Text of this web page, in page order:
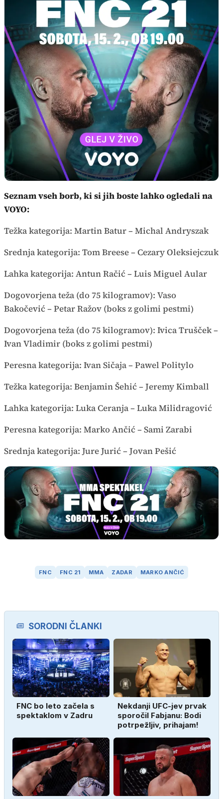
Seznam vseh borb, ki si jih boste lahko ogledali na
VOYO:
Težka kategorija: Martin Batur – Michal Andryszak
Srednja kategorija: Tom Breese – Cezary Oleksiejczuk
Lahka kategorija: Antun Račić – Luis Miguel Aular
Dogovorjena teža (do 75 kilogramov): Vaso
Bakočević – Petar Ražov (boks z golimi pestmi)
Dogovorjena teža (do 75 kilogramov): Ivica Trušček –
Ivan Vladimir (boks z golimi pestmi)
Peresna kategorija: Ivan Sičaja – Pawel Politylo
Težka kategorija: Benjamin Šehić – Jeremy Kimball
Lahka kategorija: Luka Ceranja – Luka Milidragović
Peresna kategorija: Marko Ančić – Sami Zarabi
Srednja kategorija: Jure Jurić – Jovan Pešić
FNC FNC 21 MMA ZADAR MARKO ANČIĆ
SORODNI ČLANKI
FNC bo leto začela s
spektaklom v Zadru
Nekdanji UFC-jev prvak
sporočil Fabjanu: Bodi
potrpežljiv, prihajam!